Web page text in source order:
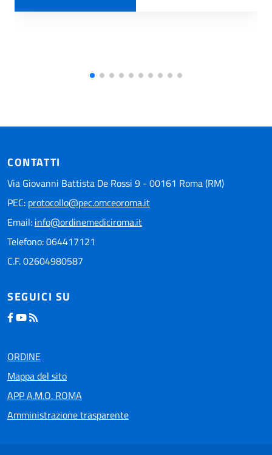
CONTATTI
Via Giovanni Battista De Rossi 9 - 00161 Roma (RM)
PEC: protocollo@pec.omceoroma.it
Email: info@ordinemediciroma.it
Telefono: 064417121
C.F. 02604980587
SEGUICI SU
ORDINE
Mappa del sito
APP A.M.O. ROMA
Amministrazione trasparente